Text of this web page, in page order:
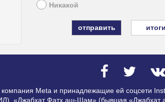
Никакой
итоги
Meta и принадлежащие ей соцсети
«Джабхат Фатх аш-Шам» (бывшая «Джабхат